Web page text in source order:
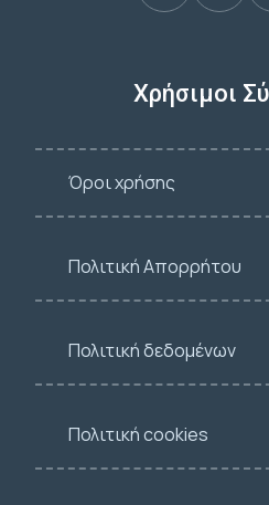
Χρήσιμοι
Όροι χρήσης
Πολιτική Απορρήτου
Πολιτική δεδομένων
Πολιτική cookies